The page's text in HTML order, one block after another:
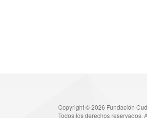
Copyright © 2026 Fundación
Todos los derechos reservados.